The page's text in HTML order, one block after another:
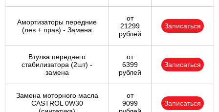
Амортизаторы передние
(лев + прав) - Замена
от
21299
рублей
Записаться
Втулка переднего
стабилизатора (2шт) -
замена
от
6399
рублей
Записаться
Замена моторного масла
CASTROL 0W30
от
9099
Записаться